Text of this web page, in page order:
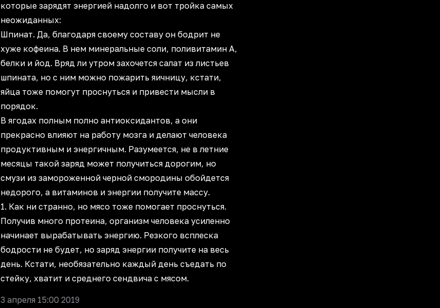
которые зарядят энергией надолго и вот тройка самых
неожиданных:
Шпинат. Да, благодаря своему составу он бодрит не
хуже кофеина. В нем минеральные соли, поливитамин А,
белки и йод. Вряд ли утром захочется салат из листьев
шпината, но с ним можно пожарить яичницу, кстати,
яйца тоже помогут проснуться и привести мысли в
порядок.
В ягодах полным полно антиоксидантов, а они
прекрасно влияют на работу мозга и делают человека
продуктивным и энергичным. Разумеется, не в летние
месяцы такой заряд может получиться дорогим, но
смузи из замороженной черной смородины обойдется
недорого, а витаминов и энергии получите массу.
1. Как ни странно, но мясо тоже помогает проснуться.
Получив много протеина, организм человека усиленно
начинает вырабатывать энергию. Резкого всплеска
бодрости не будет, но заряд энергии получите на весь
день. Кстати, необязательно каждый день съедать по
стейку, хватит и среднего сендвича с мясом.
3 апреля 15:00 2019